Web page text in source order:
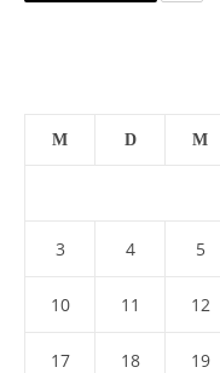
M D M
3 4 5
10 11 12
17 18 19